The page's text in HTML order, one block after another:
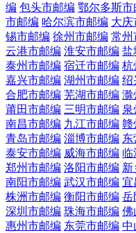
编 包头市邮编 鄂尔多斯市
市邮编 哈尔滨市邮编 大庆
锡市邮编 徐州市邮编 常州
云港市邮编 淮安市邮编 盐
泰州市邮编 宿迁市邮编 杭
嘉兴市邮编 湖州市邮编 绍
合肥市邮编 芜湖市邮编 滁
莆田市邮编 三明市邮编 泉
南昌市邮编 九江市邮编 赣
青岛市邮编 淄博市邮编 东
泰安市邮编 威海市邮编 临
郑州市邮编 洛阳市邮编 新
南阳市邮编 武汉市邮编 宜
株洲市邮编 衡阳市邮编 岳
深圳市邮编 珠海市邮编 佛
惠州市邮编 东莞市邮编 中